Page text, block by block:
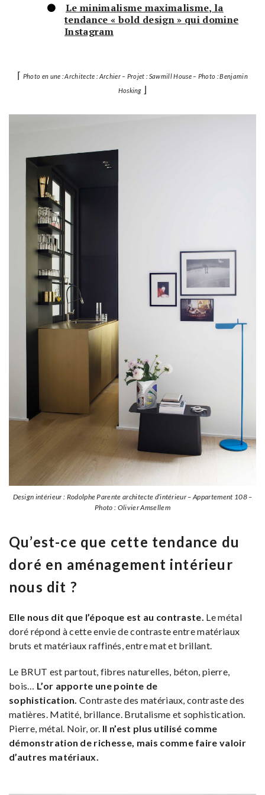
Le minimalisme maximalisme, la
tendance « bold design » qui domine
Instagram
⌈ Photo en une : Architecte : Archier – Projet : Sawmill House – Photo : Benjamin
Hosking⌋
Design intérieur : Rodolphe Parente architecte d’intérieur – Appartement 108 –
Photo : Olivier Amsellem
Qu’est-ce que cette tendance du
doré en aménagement intérieur
nous dit ?
Elle nous dit que l’époque est au contraste. Le métal
doré répond à cette envie de contraste entre matériaux
bruts et matériaux raffinés, entre mat et brillant.
Le BRUT est partout, fibres naturelles, béton, pierre,
bois… L’or apporte une pointe de
sophistication.Contraste des matériaux, contraste des
matières. Matité, brillance. Brutalisme et sophistication.
Pierre, métal. Noir, or. Il n’est plus utilisé comme
démonstration de richesse, mais comme faire valoir
d’autres matériaux.